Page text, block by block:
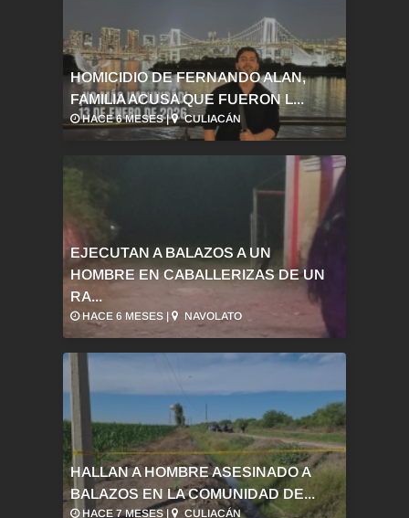
HOMICIDIO DE FERNANDO ALAN,
FAMILIA ACUSA QUE FUERON L...
HACE 6 MESES | CULIACÁN
EJECUTAN A BALAZOS A UN
HOMBRE EN CABALLERIZAS DE UN
RA...
HACE 6 MESES | NAVOLATO
HALLAN A HOMBRE ASESINADO A
BALAZOS EN LA COMUNIDAD DE...
HACE 7 MESES | CULIACÁN